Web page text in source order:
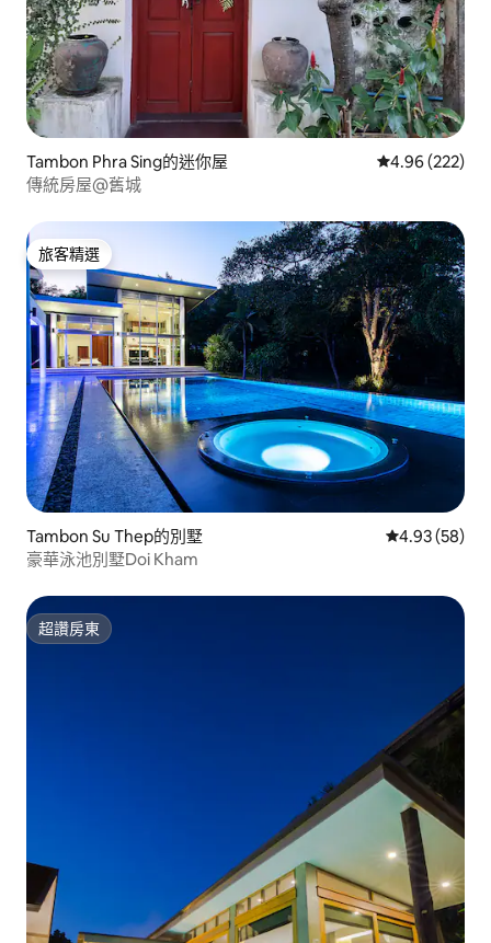
Tambon Phra Sing的迷你屋 從 222 則評價
4.96 (222)
傳統房屋@舊城
旅客精選
旅客精選
Tambon Su Thep的別墅 從 58 則評價
4.93 (58)
豪華泳池別墅Doi Kham
超讚房東
超讚房東